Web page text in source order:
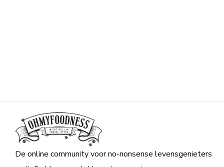
De online community voor no-nonsense levensgenieters